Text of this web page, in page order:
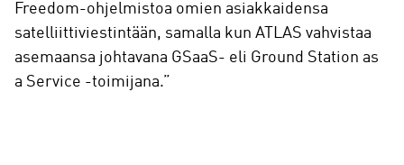
Freedom-ohjelmistoa omien asiakkaidensa
satelliittiviestintään, samalla kun ATLAS vahvistaa
asemaansa johtavana GSaaS- eli Ground Station as
a Service -toimijana.”